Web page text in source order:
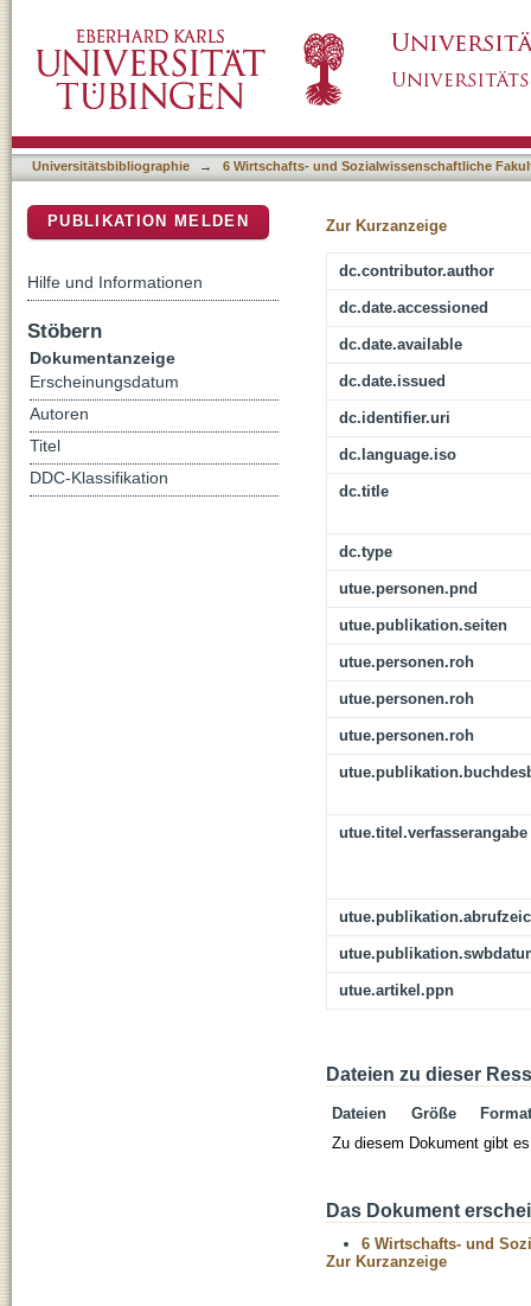
Universitätsbibliographie → 6 Wirtschafts- und Sozialwissenschaftliche
Zur Kurzanzeige
dc.contributor.author
dc.date.accessioned
dc.date.available
dc.date.issued
dc.identifier.uri
dc.language.iso
dc.title
dc.type
utue.personen.pnd
utue.publikation.seiten
utue.personen.roh
utue.personen.roh
utue.personen.roh
utue.titel.verfasserangabe
utue.artikel.ppn
Dateien zu dieser
Dateien Größe
Format
Zu diesem Dokument gibt
Das Dokument
6 Wirtschafts- und
Zur Kurzanzeige
PUBLIKATION MELDEN
Hilfe und Informationen
Stöbern
Dokumentanzeige
Erscheinungsdatum
Autoren
Titel
DDC-Klassifikation